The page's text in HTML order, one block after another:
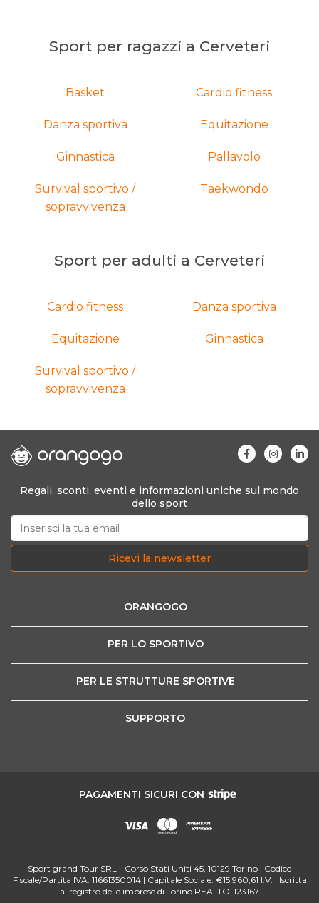
Sport per ragazzi a Cerveteri
Basket Cardio fitness
Danza sportiva Equitazione
Ginnastica Pallavolo
Survival sportivo /
sopravvivenza
Taekwondo
Sport per adulti a Cerveteri
Cardio fitness Danza sportiva
Equitazione Ginnastica
Survival sportivo /
sopravvivenza
Regali, sconti, eventi e informazioni uniche sul mondo
dello sport
Ricevi la newsletter
ORANGOGO
PER LO SPORTIVO
PER LE STRUTTURE SPORTIVE
SUPPORTO
PAGAMENTI SICURI CON
Sport grand Tour SRL - Corso Stati Uniti 45, 10129 Torino | Codice
Fiscale/Partita IVA: 11661350014 | Capitale Sociale: €15.960,61 I.V. | Iscritta
al registro delle imprese di Torino REA: TO-123167